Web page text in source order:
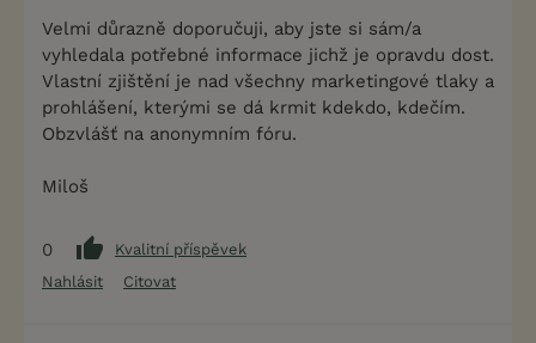
Velmi důrazně doporučuji, aby jste si sám/a
vyhledala potřebné informace jichž je opravdu dost.
Vlastní zjištění je nad všechny marketingové tlaky a
prohlášení, kterými se dá krmit kdekdo, kdečím.
Obzvlášť na anonymním fóru.
Miloš
0
Kvalitní příspěvek
Nahlásit
Citovat